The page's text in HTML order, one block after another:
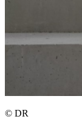
© DR